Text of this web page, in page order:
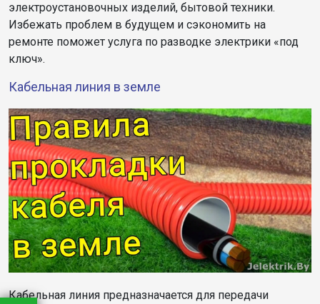
электроустановочных изделий, бытовой техники.
Избежать проблем в будущем и сэкономить на
ремонте поможет услуга по разводке электрики «под
ключ».
Кабельная линия в земле
Кабельная линия предназначается для передачи